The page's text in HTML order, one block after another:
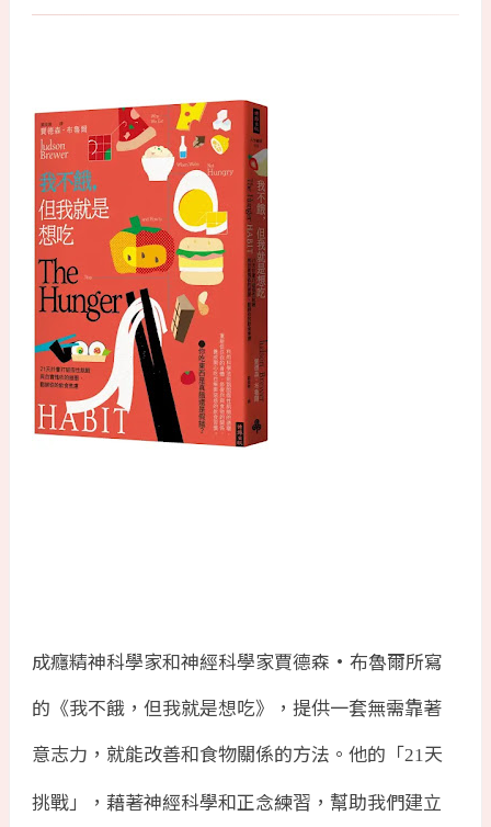
成癮精神科學家和神經科學家賈德森·布魯爾所寫
的《我不餓，但我就是想吃》，提供一套無需靠著
意志力，就能改善和食物關係的方法。他的「21 天
挑戰」，藉著神經科學和正念練習，幫助我們建立